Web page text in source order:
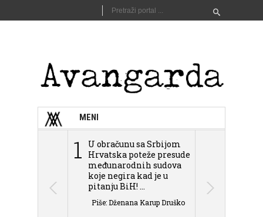
MENI
1
U obračunu sa Srbijom
Hrvatska poteže presude
međunarodnih sudova
koje negira kad je u
pitanju BiH! ...
Piše: Dženana Karup Druško